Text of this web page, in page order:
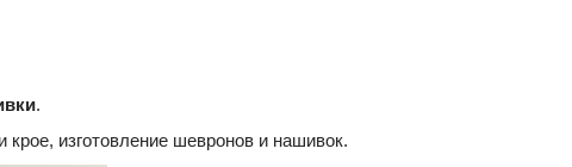
.
изготовление шевронов и нашивок.